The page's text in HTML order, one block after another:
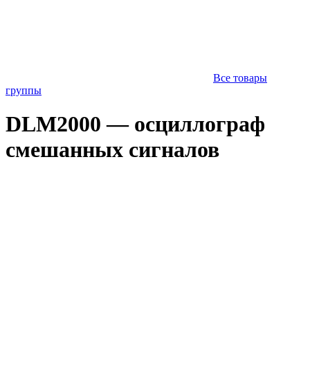
Все товары
группы
DLM2000 — осциллограф
смешанных сигналов